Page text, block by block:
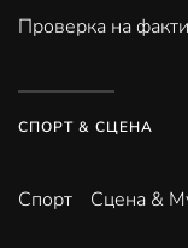
Проверка на факти
СПОРТ & СЦЕНА
Спорт Сцена &